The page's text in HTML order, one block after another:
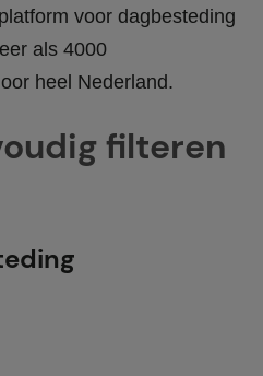
voor dagbesteding
als 4000
heel Nederland.
filteren